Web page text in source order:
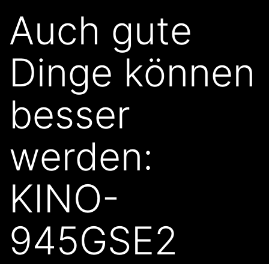
Auch gute
Dinge können
besser
werden:
KINO-
945GSE2